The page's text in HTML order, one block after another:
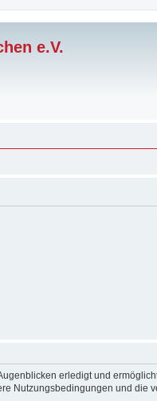
e.V.
erledigt und
Nutzungsbedingungen und die